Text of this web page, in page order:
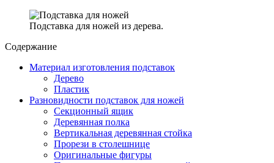
Подставка для ножей из дерева.
Содержание
Материал изготовления подставок
Дерево
Пластик
Разновидности подставок для ножей
Секционный ящик
Деревянная полка
Вертикальная деревянная стойка
Прорези в столешнице
Оригинальные фигуры